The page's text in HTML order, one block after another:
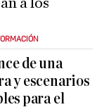
de una
y escenarios
para el